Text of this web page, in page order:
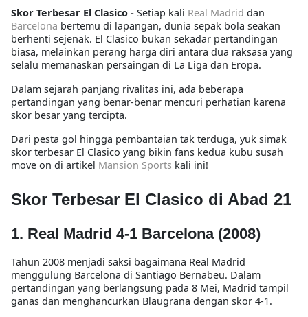
Skor Terbesar El Clasico - Setiap kali Real Madrid dan
Barcelona bertemu di lapangan, dunia sepak bola seakan
berhenti sejenak. El Clasico bukan sekadar pertandingan
biasa, melainkan perang harga diri antara dua raksasa yang
selalu memanaskan persaingan di La Liga dan Eropa.
Dalam sejarah panjang rivalitas ini, ada beberapa
pertandingan yang benar-benar mencuri perhatian karena
skor besar yang tercipta.
Dari pesta gol hingga pembantaian tak terduga, yuk simak
skor terbesar El Clasico yang bikin fans kedua kubu susah
move on di artikel Mansion Sports kali ini!
Skor Terbesar El Clasico di Abad 21
1. Real Madrid 4-1 Barcelona (2008)
Tahun 2008 menjadi saksi bagaimana Real Madrid
menggulung Barcelona di Santiago Bernabeu. Dalam
pertandingan yang berlangsung pada 8 Mei, Madrid tampil
ganas dan menghancurkan Blaugrana dengan skor 4-1.